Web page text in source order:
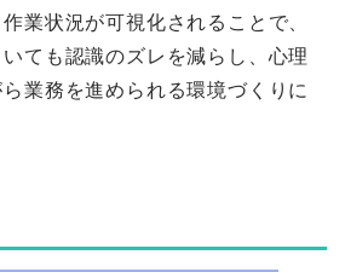
業状況が可視化されることで、
ても認識のズレを減らし、心理
業務を進められる環境づくりに